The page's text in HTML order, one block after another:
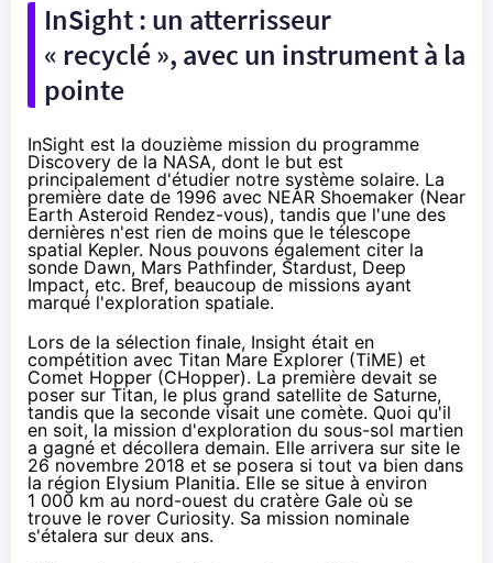
InSight : un atterrisseur
« recyclé », avec un instrument à la
pointe
InSight est la douzième mission du programme
Discovery de la NASA, dont le but est
principalement d'étudier notre système solaire. La
première date de 1996 avec NEAR Shoemaker (Near
Earth Asteroid Rendez-vous), tandis que l'une des
dernières n'est rien de moins que le télescope
spatial Kepler. Nous pouvons également citer la
sonde Dawn, Mars Pathfinder, Stardust, Deep
Impact, etc. Bref, beaucoup de missions ayant
marqué l'exploration spatiale.
Lors de la sélection finale, Insight était en
compétition avec Titan Mare Explorer (TiME) et
Comet Hopper (CHopper). La première devait se
poser sur Titan, le plus grand satellite de Saturne,
tandis que la seconde visait une comète. Quoi qu'il
en soit, la mission d'exploration du sous-sol martien
a gagné et décollera demain. Elle arrivera sur site le
26 novembre 2018 et se posera si tout va bien dans
la région Elysium Planitia. Elle se situe à environ
1 000 km au nord-ouest du cratère Gale où se
trouve le rover Curiosity. Sa mission nominale
s'étalera sur deux ans.